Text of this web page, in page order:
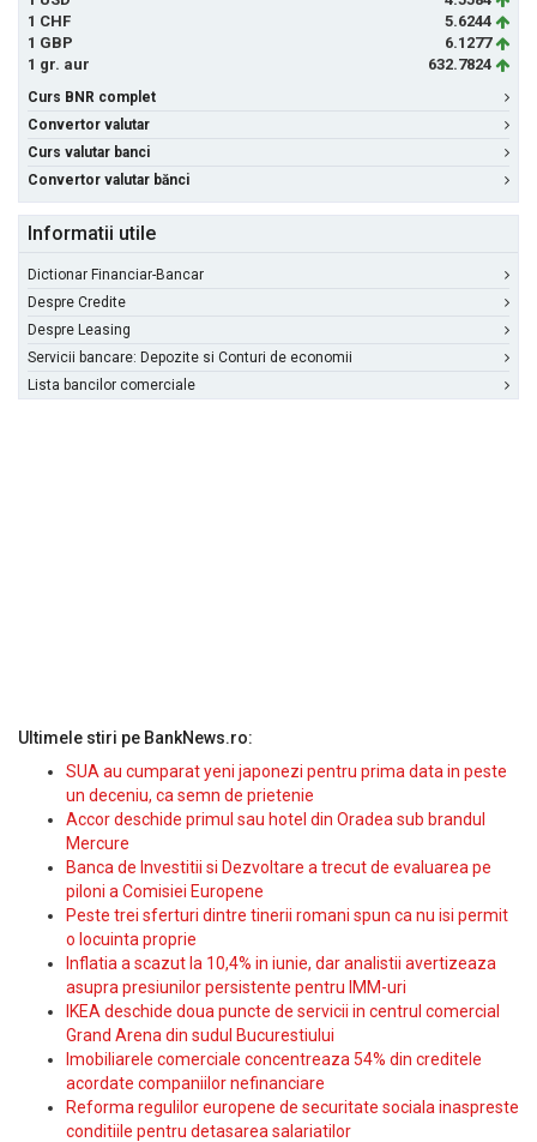
1 CHF
5.6244
1 GBP
6.1277
1 gr. aur
632.7824
Curs BNR complet
Convertor valutar
Curs valutar banci
Convertor valutar bănci
Informatii utile
Dictionar Financiar-Bancar
Despre Credite
Despre Leasing
Servicii bancare: Depozite si Conturi de economii
Lista bancilor comerciale
Ultimele stiri pe BankNews.ro:
SUA au cumparat yeni japonezi pentru prima data in peste
un deceniu, ca semn de prietenie
Accor deschide primul sau hotel din Oradea sub brandul
Mercure
Banca de Investitii si Dezvoltare a trecut de evaluarea pe
piloni a Comisiei Europene
Peste trei sferturi dintre tinerii romani spun ca nu isi permit
o locuinta proprie
Inflatia a scazut la 10,4% in iunie, dar analistii avertizeaza
asupra presiunilor persistente pentru IMM-uri
IKEA deschide doua puncte de servicii in centrul comercial
Grand Arena din sudul Bucurestiului
Imobiliarele comerciale concentreaza 54% din creditele
acordate companiilor nefinanciare
Reforma regulilor europene de securitate sociala inaspreste
conditiile pentru detasarea salariatilor